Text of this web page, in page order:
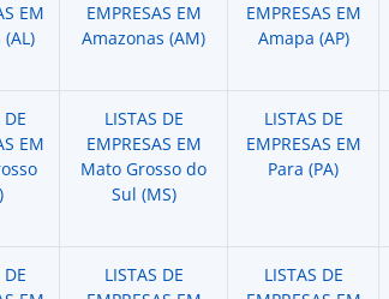
EM
EMPRESAS EM
Amazonas (AM)
EMPRESAS EM
Amapa (AP)
DE
EM
LISTAS DE
EMPRESAS EM
Mato Grosso do
Sul (MS)
LISTAS DE
EMPRESAS EM
Para (PA)
DE
LISTAS DE
LISTAS DE